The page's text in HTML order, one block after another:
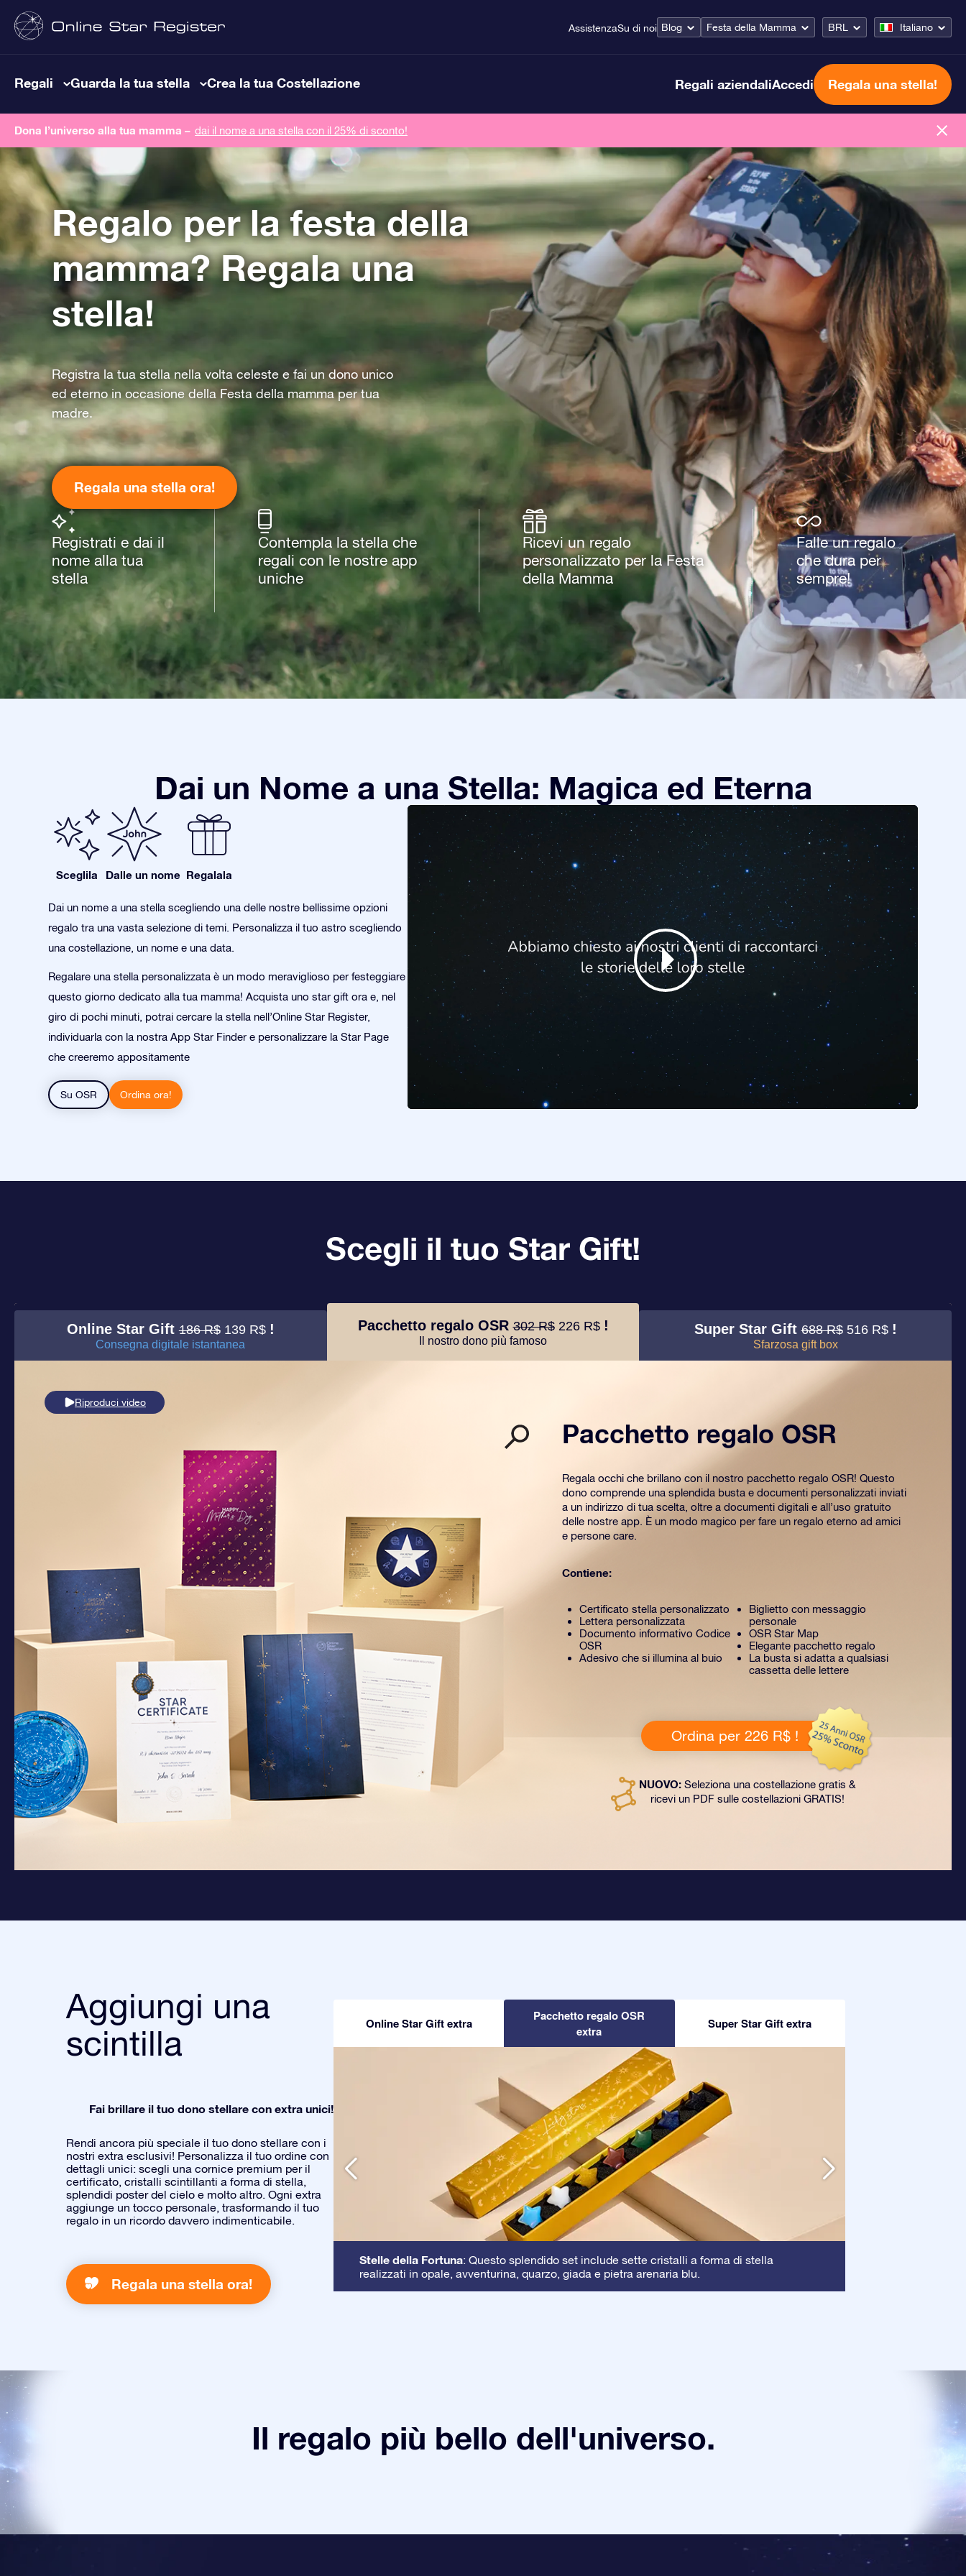
AssistenzaSu di noi Blog Festa della Mamma BRL Italiano
Regali Guarda la tua stella Crea la tua Costellazione Regali aziendaliAccedi Regala una stella!
Dona l’universo alla tua mamma – dai il nome a una stella con il 25% di sconto!
Regalo per la festa della
mamma? Regala una
stella!
Registra la tua stella nella volta celeste e fai un dono unico
ed eterno in occasione della Festa della mamma per tua
madre.
Regala una stella ora!
Registrati e dai il
nome alla tua
stella
Contempla la stella che
regali con le nostre app
uniche
Ricevi un regalo
personalizzato per la Festa
della Mamma
Falle un regalo
che dura per
sempre!
Dai un Nome a una Stella: Magica ed Eterna
Sceglila Dalle un nome Regalala
Dai un nome a una stella scegliendo una delle nostre bellissime opzioni
regalo tra una vasta selezione di temi. Personalizza il tuo astro scegliendo
una costellazione, un nome e una data.
Regalare una stella personalizzata è un modo meraviglioso per festeggiare
questo giorno dedicato alla tua mamma! Acquista uno star gift ora e, nel
giro di pochi minuti, potrai cercare la stella nell’Online Star Register,
individuarla con la nostra App Star Finder e personalizzare la Star Page
che creeremo appositamente
Su OSR Ordina ora!
Scegli il tuo Star Gift!
Online Star Gift186 R$ 139 R$ !
Consegna digitale istantanea
Pacchetto regalo OSR302 R$ 226 R$ !
Il nostro dono più famoso
Super Star Gift688 R$ 516 R$ !
Sfarzosa gift box
Riproduci video
Pacchetto regalo OSR
Regala occhi che brillano con il nostro pacchetto regalo OSR! Questo
dono comprende una splendida busta e documenti personalizzati inviati
a un indirizzo di tua scelta, oltre a documenti digitali e all’uso gratuito
delle nostre app. È un modo magico per fare un regalo eterno ad amici
e persone care.
Contiene:
Certificato stella personalizzato
Lettera personalizzata
Documento informativo Codice
OSR
Adesivo che si illumina al buio
Biglietto con messaggio
personale
OSR Star Map
Elegante pacchetto regalo
La busta si adatta a qualsiasi
cassetta delle lettere
Ordina per 226 R$ !
NUOVO: Seleziona una costellazione gratis &
ricevi un PDF sulle costellazioni GRATIS!
Aggiungi una
scintilla
Fai brillare il tuo dono stellare con extra unici!
Rendi ancora più speciale il tuo dono stellare con i
nostri extra esclusivi! Personalizza il tuo ordine con
dettagli unici: scegli una cornice premium per il
certificato, cristalli scintillanti a forma di stella,
splendidi poster del cielo e molto altro. Ogni extra
aggiunge un tocco personale, trasformando il tuo
regalo in un ricordo davvero indimenticabile.
Regala una stella ora!
Online Star Gift extra
Pacchetto regalo OSR
extra
Super Star Gift extra
Stelle della Fortuna: Questo splendido set include sette cristalli a forma di stella
realizzati in opale, avventurina, quarzo, giada e pietra arenaria blu.
Il regalo più bello dell'universo.